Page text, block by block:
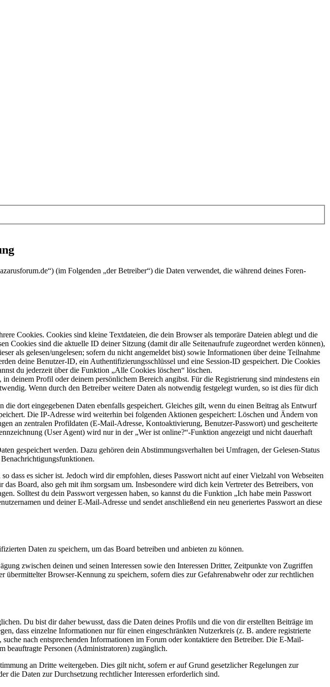
(im Folgenden „der Betreiber“) die Daten verwendet, die während deines Foren-
Cookies. Cookies sind kleine Textdateien, die dein Browser als temporäre Dateien ablegt und die
Cookies sind die aktuelle ID deiner Sitzung (damit dir alle Seitenaufrufe zugeordnet werden können),
als gelesen/ungelesen; sofern du nicht angemeldet bist) sowie Informationen über deine Teilnahme
deine Benutzer-ID, ein Authentifizierungsschlüssel und eine Session-ID gespeichert. Die Cookies
du jederzeit über die Funktion „Alle Cookies löschen“ löschen.
deinem Profil oder deinem persönlichem Bereich angibst. Für die Registrierung sind mindestens ein
Wenn durch den Betreiber weitere Daten als notwendig festgelegt wurden, so ist dies für dich
dort eingegebenen Daten ebenfalls gespeichert. Gleiches gilt, wenn du einen Beitrag als Entwurf
Die IP-Adresse wird weiterhin bei folgenden Aktionen gespeichert: Löschen und Ändern von
an zentralen Profildaten (E-Mail-Adresse, Kontoaktivierung, Benutzer-Passwort) und gescheiterte
(User Agent) wird nur in der „Wer ist online?“-Funktion angezeigt und nicht dauerhaft
gespeichert werden. Dazu gehören dein Abstimmungsverhalten bei Umfragen, der Gelesen-Status
dass es sicher ist. Jedoch wird dir empfohlen, dieses Passwort nicht auf einer Vielzahl von Webseiten
Board, also geh mit ihm sorgsam um. Insbesondere wird dich kein Vertreter des Betreibers, von
Solltest du dein Passwort vergessen haben, so kannst du die Funktion „Ich habe mein Passwort
und deiner E-Mail-Adresse und sendet anschließend ein neu generiertes Passwort an diese
Daten zu speichern, um das Board betreiben und anbieten zu können.
zwischen deinen und seinen Interessen sowie den Interessen Dritter, Zeitpunkte von Zugriffen
Browser-Kennung zu speichern, sofern dies zur Gefahrenabwehr oder zur rechtlichen
Du bist dir daher bewusst, dass die Daten deines Profils und die von dir erstellten Beiträge im
dass einzelne Informationen nur für einen eingeschränkten Nutzerkreis (z. B. andere registrierte
nach entsprechenden Informationen im Forum oder kontaktiere den Betreiber. Die E-Mail-
beauftragte Personen (Administratoren) zugänglich.
an Dritte weitergeben. Dies gilt nicht, sofern er auf Grund gesetzlicher Regelungen zur
die Daten zur Durchsetzung rechtlicher Interessen erforderlich sind.